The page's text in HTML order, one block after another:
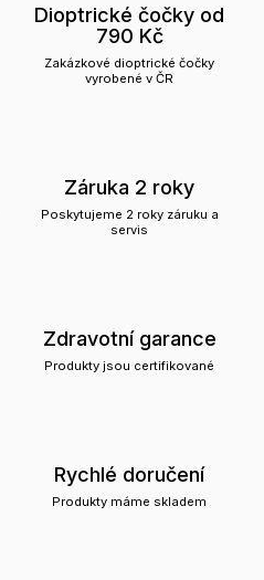
Dioptrické čočky od
790 Kč
Zakázkové dioptrické čočky
vyrobené v ČR
Záruka 2 roky
Poskytujeme 2 roky záruku a
servis
Zdravotní garance
Produkty jsou certifikované
Rychlé doručení
Produkty máme skladem